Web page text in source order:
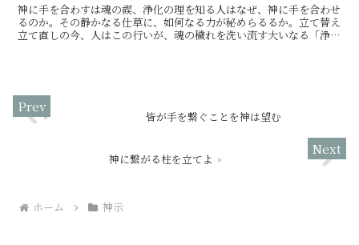
神に手を合わすは魂の禊、浄化の理を知る人はなぜ、神に手を合わせ
るのか。その静かなる仕草に、如何なる力が秘めらるるか。立て替え
立て直しの今、人はこの行いが、魂の穢れを洗い流す大いなる「浄
皆が手を繋ぐことを神は望む
神に繋がる柱を立てよ
ホーム 神示